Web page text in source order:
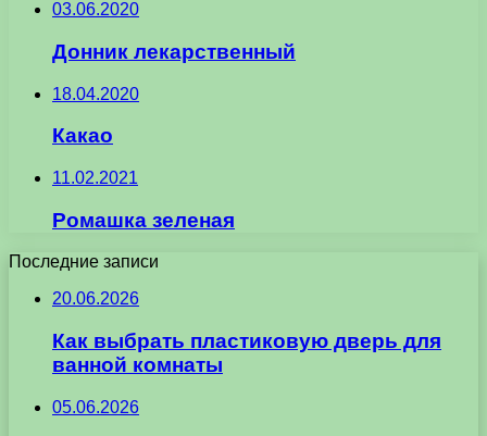
03.06.2020
Донник лекарственный
18.04.2020
Какао
11.02.2021
Ромашка зеленая
Последние записи
20.06.2026
Как выбрать пластиковую дверь для
ванной комнаты
05.06.2026